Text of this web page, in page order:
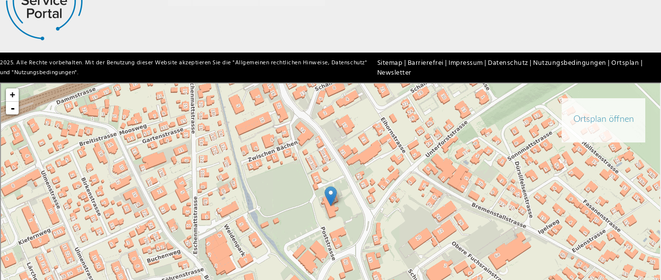
2025. Alle Rechte vorbehalten. Mit der Benutzung dieser Website akzeptieren Sie die "Allgemeinen rechtlichen Hinweise, Datenschutz"
und "Nutzungsbedingungen".
Sitemap | Barrierefrei | Impressum | Datenschutz | Nutzungsbedingungen |Ortsplan |
Newsletter